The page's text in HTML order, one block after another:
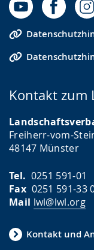
Kontakt zum
Freiherr-vom-
48147 Münster
Tel. 0251 591-01
Fax0251 591-33
Mail lwl@lwl.org
Kontakt und